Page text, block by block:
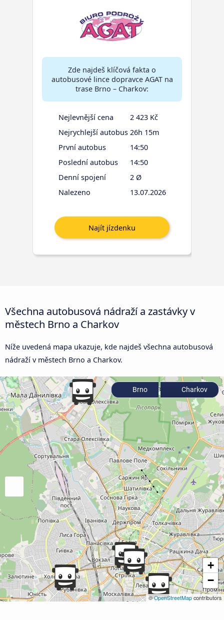
Zde najdeš klíčová fakta o
autobusové lince dopravce AGAT na
trase Brno – Charkov:
Nejlevnější cena
2 423 Kč
Nejrychlejší autobus 26h 15m
První autobus
14:50
Poslední autobus
14:50
Denní spojení
2 Ø
Nalezeno
13.07.2026
Všechna autobusová nádraží a zastávky v
městech Brno a Charkov
Níže uvedená mapa ukazuje, kde najdeš všechna autobusová
nádraží v městech Brno a Charkov.
+
−
©OpenStreetMap contributors
Brno Charkov